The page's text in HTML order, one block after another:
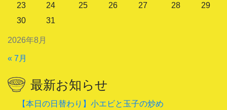
2026年8月
23
24 25 26 27 28
29
30
31
« 7月
最新お知らせ
【本日の日替わり】小エビと玉子の炒め